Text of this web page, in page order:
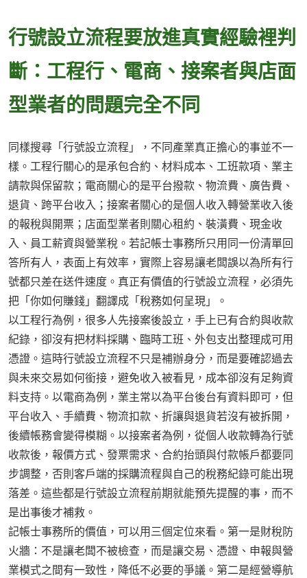
行號設立流程要放進真實經驗裡判
斷：工程行、電商、接案者與店面
型業者的問題完全不同
同樣搜尋「行號設立流程」，不同產業真正擔心的事並不一
樣。工程行關心的是承包合約、材料成本、工班款項、業主
請款與保留款；電商關心的是平台撥款、物流費、廣告費、
退貨、跨平台收入；接案者關心的是個人收入轉營業收入後
的報稅與開票；店面型業者則關心租約、裝潢費、現金收
入、員工薪資與營業稅。若記帳士事務所只用同一份清單回
答所有人，表面上有效率，實際上容易讓老闆誤以為所有行
號都只差在送件速度。真正有價值的行號設立流程，必須先
把「你如何賺錢」翻譯成「稅務如何呈現」。
以工程行為例，很多人先接案後設立，手上已有合約與收款
紀錄，卻沒有把材料採購、臨時工班、外包支出整理成可用
憑證。這時行號設立流程不只是補辦身分，而是要確認過去
與未來交易如何銜接，避免收入被看見，成本卻沒有足夠資
料支持。以電商為例，業主常以為平台後台有資料即可，但
平台收入、手續費、物流扣款、折讓與退貨若沒有被拆開，
後續帳務會變得模糊。以接案者為例，從個人收款轉為行號
收款後，報價方式、發票需求、合約抬頭與付款帳戶都要同
步調整，否則客戶端的採購流程與自己的稅務紀錄可能出現
落差。這些都是行號設立流程前期就能預先提醒的事，而不
是出事後才補救。
記帳士事務所的價值，可以用三個定位來看。第一是財稅防
火牆：不是讓老闆不被檢查，而是讓交易、憑證、申報與營
業模式之間有一致性，降低不必要的爭議。第二是經營導航